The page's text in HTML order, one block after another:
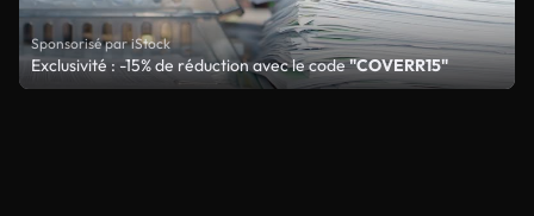
Sponsorisé par iStock
Exclusivité : -15% de réduction avec le code"COVERR15"